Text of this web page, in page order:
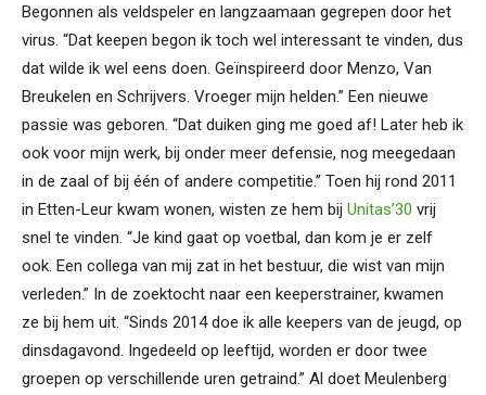
Begonnen als veldspeler en langzaamaan gegrepen door het
virus. “Dat keepen begon ik toch wel interessant te vinden, dus
dat wilde ik wel eens doen. Geïnspireerd door Menzo, Van
Breukelen en Schrijvers. Vroeger mijn helden.” Een nieuwe
passie was geboren. “Dat duiken ging me goed af! Later heb ik
ook voor mijn werk, bij onder meer defensie, nog meegedaan
in de zaal of bij één of andere competitie.” Toen hij rond 2011
in Etten-Leur kwam wonen, wisten ze hem bij Unitas’30 vrij
snel te vinden. “Je kind gaat op voetbal, dan kom je er zelf
ook. Een collega van mij zat in het bestuur, die wist van mijn
verleden.” In de zoektocht naar een keeperstrainer, kwamen
ze bij hem uit. “Sinds 2014 doe ik alle keepers van de jeugd, op
dinsdagavond. Ingedeeld op leeftijd, worden er door twee
groepen op verschillende uren getraind.” Al doet Meulenberg